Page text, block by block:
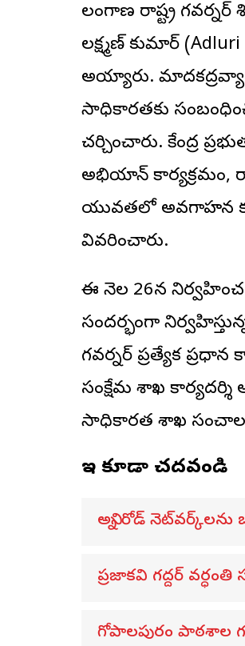
తెలంగాణ రాష్ట్ర గవర్నర్
లక్ష్మణ్ కుమార్
అయ్యారు. మాదకద్రవ్యాల
సాధికారతకు
చర్చించారు. కేంద్ర
అభియాన్ కార్యక్రమం,
యువతలో అవగాహన
వివరించారు.
ఈ నెల 26న
సందర్భంగా
గవర్నర్ ప్రత్యేక
సంక్షేమ శాఖ
సాధికారత శాఖ
ఇవి కూడా చదవండి
అన్ని రోడ్
ప్రజాకవి గద్దర్‌
గోపాల‌పురం పాఠ‌శాల